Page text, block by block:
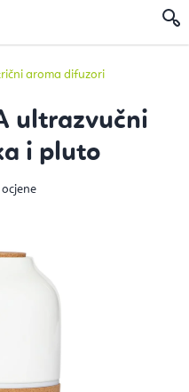
aroma difuzori
ultrazvučni
i pluto